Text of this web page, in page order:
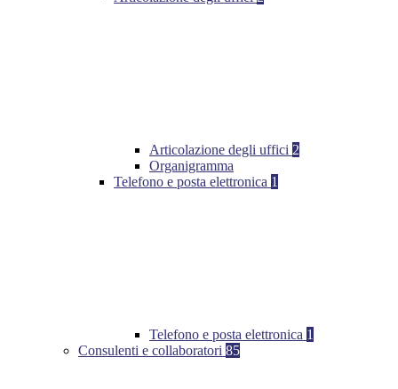
Articolazione degli uffici 2
Organigramma
Telefono e posta elettronica 1
Telefono e posta elettronica 1
Consulenti e collaboratori 85